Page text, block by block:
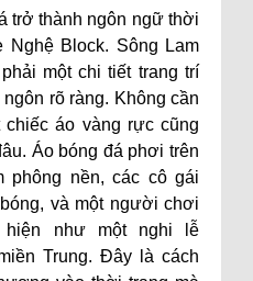
trở thành ngôn ngữ thời
Block. Sông Lam
một chi tiết trang trí
rõ ràng. Không cần
chiếc áo vàng rực cũng
Áo bóng đá phơi trên
phông nền, các cô gái
và một người chơi
hiện như một nghi lễ
Trung. Đây là cách